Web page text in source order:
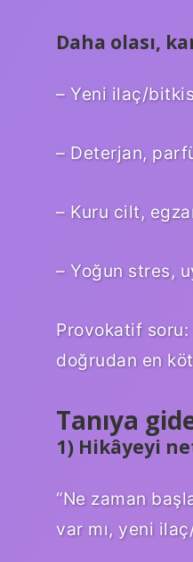
Daha olası,
– Yeni ilaç/
– Deterjan,
– Kuru cilt,
– Yoğun stres,
Provokatif
doğrudan en
Tanıya
1) Hikâyeyi
“Ne zaman
var mı, yeni